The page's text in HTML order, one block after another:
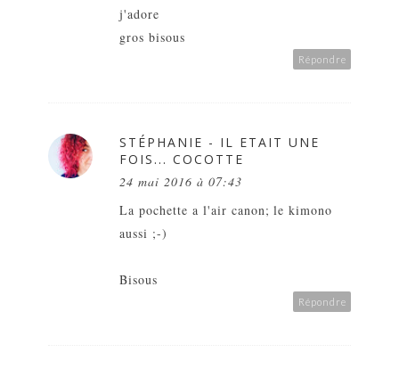
j'adore
gros bisous
Répondre
STÉPHANIE - IL ETAIT UNE
FOIS... COCOTTE
24 mai 2016 à 07:43
La pochette a l'air canon; le kimono
aussi ;-)
Bisous
Répondre